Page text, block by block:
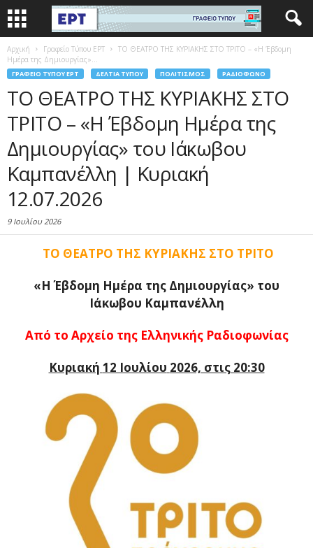
Αρχική Γραφείο Τύπου ΕΡΤ
ΤΟ ΘΕΑΤΡΟ ΤΗΣ ΚΥΡΙΑΚΗΣ ΣΤΟ ΤΡΙΤΟ – «Η Έβδομη
Ημέρα της Δημιουργίας»...
ΓΡΑΦΕΊΟ ΤΎΠΟΥ ΕΡΤ ΔΕΛΤΊΑ ΤΎΠΟΥ ΠΟΛΙΤΙΣΜΌΣ ΡΑΔΙΌΦΩΝΟ
ΤΟ ΘΕΑΤΡΟ ΤΗΣ ΚΥΡΙΑΚΗΣ ΣΤΟ
ΤΡΙΤΟ – «Η Έβδομη Ημέρα της
Δημιουργίας» του Ιάκωβου
Καμπανέλλη | Κυριακή
12.07.2026
9 Ιουλίου 2026
ΤΟ ΘΕΑΤΡΟ ΤΗΣ ΚΥΡΙΑΚΗΣ ΣΤΟ ΤΡΙΤΟ
«Η Έβδομη Ημέρα της Δημιουργίας» του
Ιάκωβου Καμπανέλλη
Από το Αρχείο της Ελληνικής Ραδιοφωνίας
Κυριακή 12 Ιουλίου 2026, στις 20:30